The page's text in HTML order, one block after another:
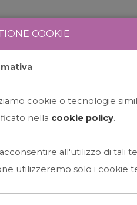
COOKIE
cookie o tecnologie
nella cookie policy.
all'utilizzo di tali
utilizzeremo solo i cookie